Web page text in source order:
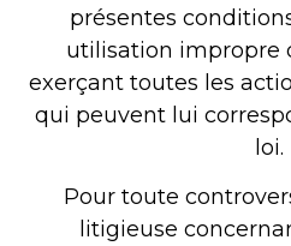
présentes
utilisation impropre
exerçant toutes les
qui peuvent lui
loi.
Pour toute
litigieuse